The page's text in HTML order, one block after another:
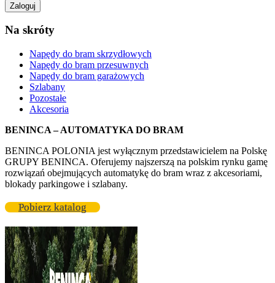
Na skróty
Napędy do bram skrzydłowych
Napędy do bram przesuwnych
Napędy do bram garażowych
Szlabany
Pozostałe
Akcesoria
BENINCA – AUTOMATYKA DO BRAM
BENINCA POLONIA jest wyłącznym przedstawicielem na Polskę
GRUPY BENINCA. Oferujemy najszerszą na polskim rynku gamę
rozwiązań obejmujących automatykę do bram wraz z akcesoriami,
blokady parkingowe i szlabany.
Pobierz katalog